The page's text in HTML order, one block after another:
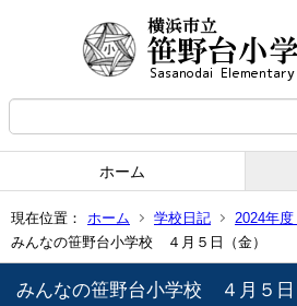
ホーム
現在位置： ホーム 学校日記
2024年度
みんなの笹野台小学校 ４月５日（金）
みんなの笹野台小学校 ４月５日